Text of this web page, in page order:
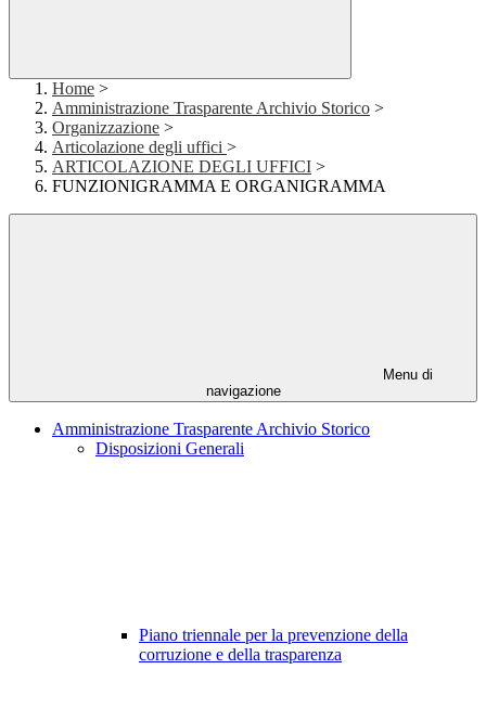
Home >
Amministrazione Trasparente Archivio Storico >
Organizzazione >
Articolazione degli uffici >
ARTICOLAZIONE DEGLI UFFICI >
FUNZIONIGRAMMA E ORGANIGRAMMA
Menu di
navigazione
Amministrazione Trasparente Archivio Storico
Disposizioni Generali
Piano triennale per la prevenzione della
corruzione e della trasparenza